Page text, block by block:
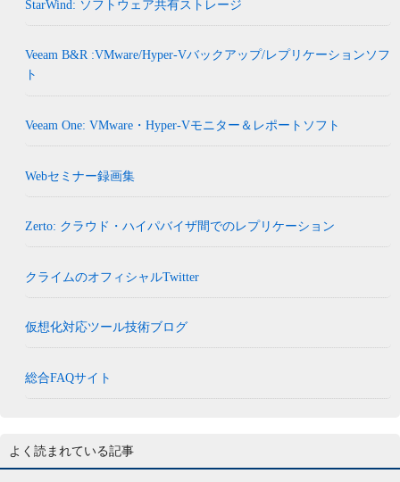
StarWind: ソフトウェア共有ストレージ
Veeam B&R :VMware/Hyper-Vバックアップ/レプリケーションソフ
ト
Veeam One: VMware・Hyper-Vモニター＆レポートソフト
Webセミナー録画集
Zerto: クラウド・ハイパバイザ間でのレプリケーション
クライムのオフィシャルTwitter
仮想化対応ツール技術ブログ
総合FAQサイト
よく読まれている記事